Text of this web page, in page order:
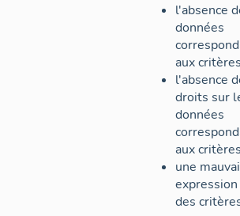
l'absence
données
aux
l'absence
droits sur
données
aux
une
expression
des